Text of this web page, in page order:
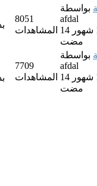
8051
المشاهدات
بواسطة
afdal
14 سنوات 10 شهور
مضت
7709
المشاهدات
بواسطة
afdal
14 سنوات 10 شهور
مضت